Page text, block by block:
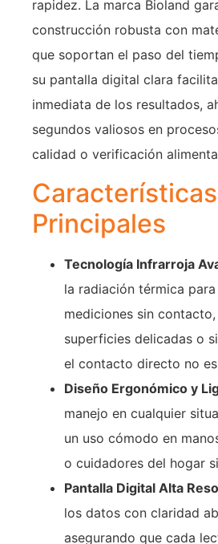
rapidez. La marca Bioland
construcción robusta con
que soportan el paso del
su pantalla digital clara
inmediata de los resultados,
segundos valiosos en
calidad o verificación
Características
Principales
Tecnología Infrarroja
la radiación térmica
mediciones sin
superficies delicadas o
el contacto directo no
Diseño Ergonómico y
manejo en cualquier
un uso cómodo en
o cuidadores del hogar
Pantalla Digital Alta
los datos con claridad
asegurando que cada